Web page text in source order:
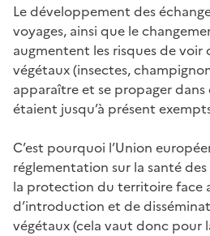
Le développement des
voyages, ainsi que le
augmentent les risques de voir
végétaux (insectes,
apparaître et se propager
étaient jusqu’à présent
C’est pourquoi l’Union
réglementation sur la santé
la protection du territoire face
d’introduction et de
végétaux (cela vaut donc pour